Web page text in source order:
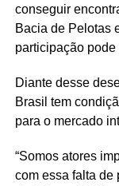
conseguir
Bacia de Pelotas
participação pode
Diante desse
Brasil tem
para o mercado
“Somos atores
com essa falta de